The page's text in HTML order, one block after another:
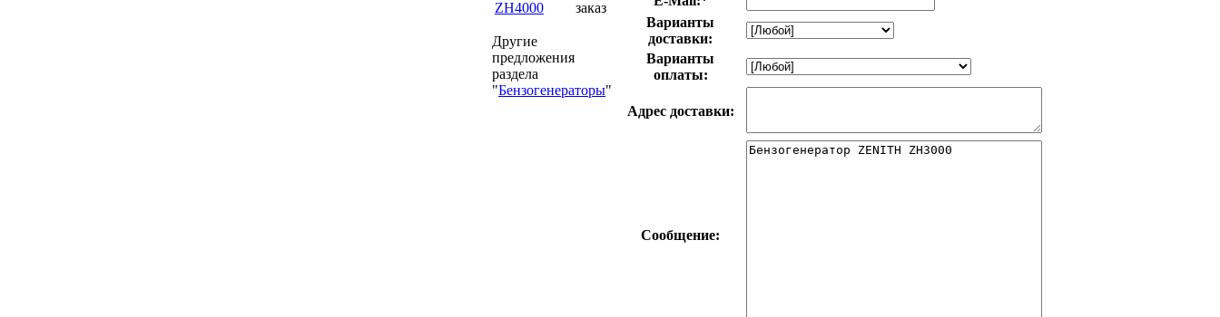
ZH4000
заказ
Другие
предложения
раздела
"Бензогенераторы"
Варианты
доставки:
Варианты
оплаты:
Адрес доставки:
Сообщение: